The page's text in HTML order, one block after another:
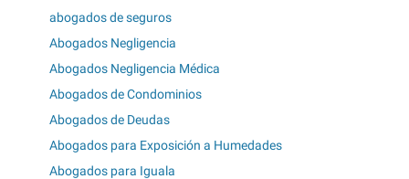
abogados de seguros
Abogados Negligencia
Abogados Negligencia Médica
Abogados de Condominios
Abogados de Deudas
Abogados para Exposición a Humedades
Abogados para Iguala